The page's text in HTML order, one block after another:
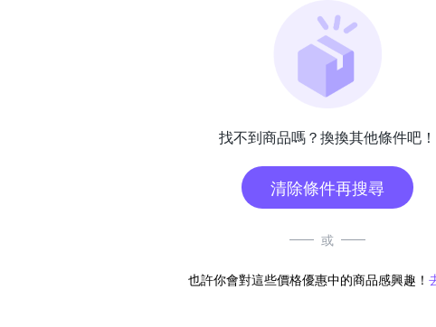
找不到商品嗎？換換其他條件吧！
清除條件再搜尋
或
也許你會對這些價格優惠中的商品感興趣！